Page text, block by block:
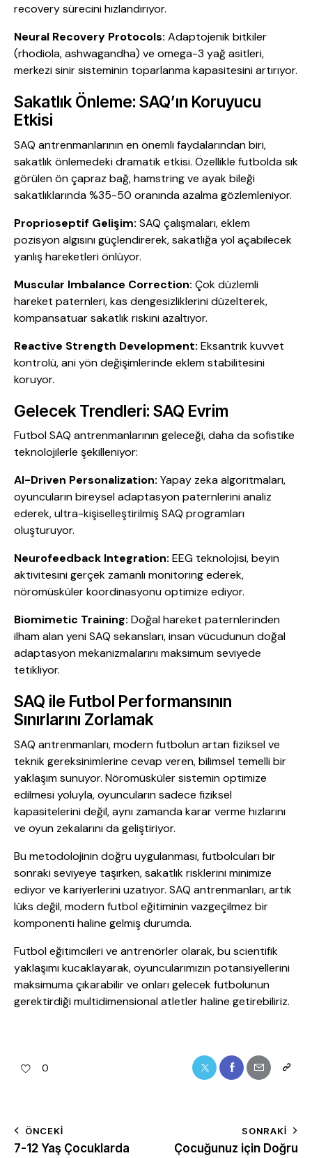
recovery sürecini hızlandırıyor.
Neural Recovery Protocols: Adaptojenik bitkiler
(rhodiola, ashwagandha) ve omega-3 yağ asitleri,
merkezi sinir sisteminin toparlanma kapasitesini artırıyor.
Sakatlık Önleme: SAQ’ın Koruyucu
Etkisi
SAQ antrenmanlarının en önemli faydalarından biri,
sakatlık önlemedeki dramatik etkisi. Özellikle futbolda sık
görülen ön çapraz bağ, hamstring ve ayak bileği
sakatlıklarında %35-50 oranında azalma gözlemleniyor.
Proprioseptif Gelişim: SAQ çalışmaları, eklem
pozisyon algısını güçlendirerek, sakatlığa yol açabilecek
yanlış hareketleri önlüyor.
Muscular Imbalance Correction: Çok düzlemli
hareket paternleri, kas dengesizliklerini düzelterek,
kompansatuar sakatlık riskini azaltıyor.
Reactive Strength Development: Eksantrik kuvvet
kontrolü, ani yön değişimlerinde eklem stabilitesini
koruyor.
Gelecek Trendleri: SAQ Evrim
Futbol SAQ antrenmanlarının geleceği, daha da sofistike
teknolojilerle şekilleniyor:
AI-Driven Personalization: Yapay zeka algoritmaları,
oyuncuların bireysel adaptasyon paternlerini analiz
ederek, ultra-kişiselleştirilmiş SAQ programları
oluşturuyor.
Neurofeedback Integration: EEG teknolojisi, beyin
aktivitesini gerçek zamanlı monitoring ederek,
nöromüsküler koordinasyonu optimize ediyor.
Biomimetic Training: Doğal hareket paternlerinden
ilham alan yeni SAQ sekansları, insan vücudunun doğal
adaptasyon mekanizmalarını maksimum seviyede
tetikliyor.
SAQ ile Futbol Performansının
Sınırlarını Zorlamak
SAQ antrenmanları, modern futbolun artan fiziksel ve
teknik gereksinimlerine cevap veren, bilimsel temelli bir
yaklaşım sunuyor. Nöromüsküler sistemin optimize
edilmesi yoluyla, oyuncuların sadece fiziksel
kapasitelerini değil, aynı zamanda karar verme hızlarını
ve oyun zekalarını da geliştiriyor.
Bu metodolojinin doğru uygulanması, futbolcuları bir
sonraki seviyeye taşırken, sakatlık risklerini minimize
ediyor ve kariyerlerini uzatıyor. SAQ antrenmanları, artık
lüks değil, modern futbol eğitiminin vazgeçilmez bir
komponenti haline gelmiş durumda.
Futbol eğitimcileri ve antrenörler olarak, bu scientifik
yaklaşımı kucaklayarak, oyuncularımızın potansiyellerini
maksimuma çıkarabilir ve onları gelecek futbolunun
gerektirdiği multidimensional atletler haline getirebiliriz.
0
ÖNCEKI
7-12 Yaş Çocuklarda
SONRAKI
Çocuğunuz için Doğru